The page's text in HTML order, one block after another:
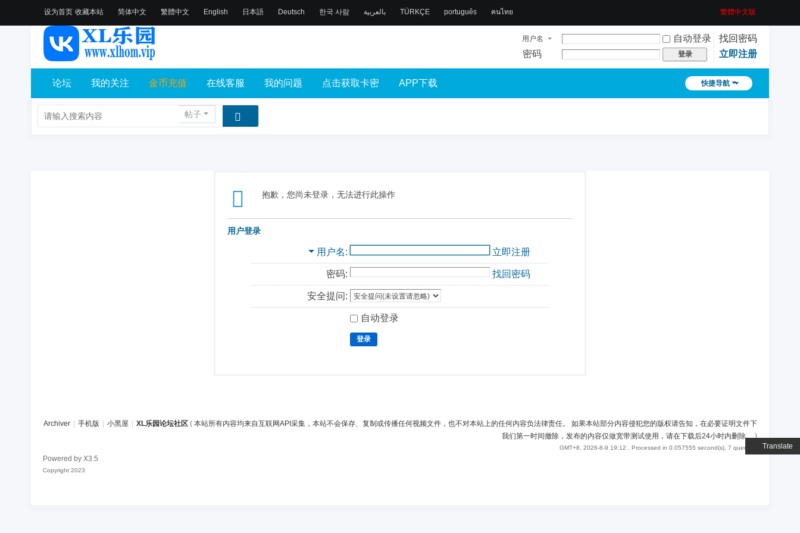
设为首页 收藏本站
Translate
简体中文 繁體中文 English 日本語 Deutsch 한국 사람 بالعربية TÜRKÇE português คนไทย 繁體中文版
用户名 自动登录
找回密码
密码
登录 立即注册
快捷导航
论坛 我的关注 金币充值 在线客服 我的问题 点击获取卡密 APP下载
帖子
抱歉，您尚未登录，无法进行此操作
用户登录
用户名 立即注册
密码: 找回密码
安全提问:
自动登录
登录
Archiver 手机版 小黑屋 XL乐园论坛社区 ( 本站所有内容均来自互联网API采集，本站不会保存、复制或传播任何视频文件，也不对本站上的任何内容负法律责任。 如果本站部分内容侵犯您的版权请告知，在必要证明文件下
我们第一时间撤除，发布的内容仅做宽带测试使用，请在下载后24小时内删除。)
GMT+8, 2026-8-9 19:12 , Processed in 0.057555 second(s), 7 queries .
Powered by X3.5
Copyright 2023